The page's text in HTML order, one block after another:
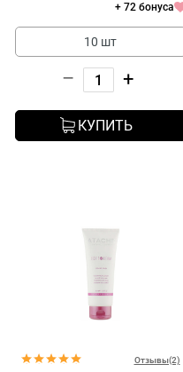
+ 72 бонуса
10 шт
– +
КУПИТЬ
Отзывы(2)